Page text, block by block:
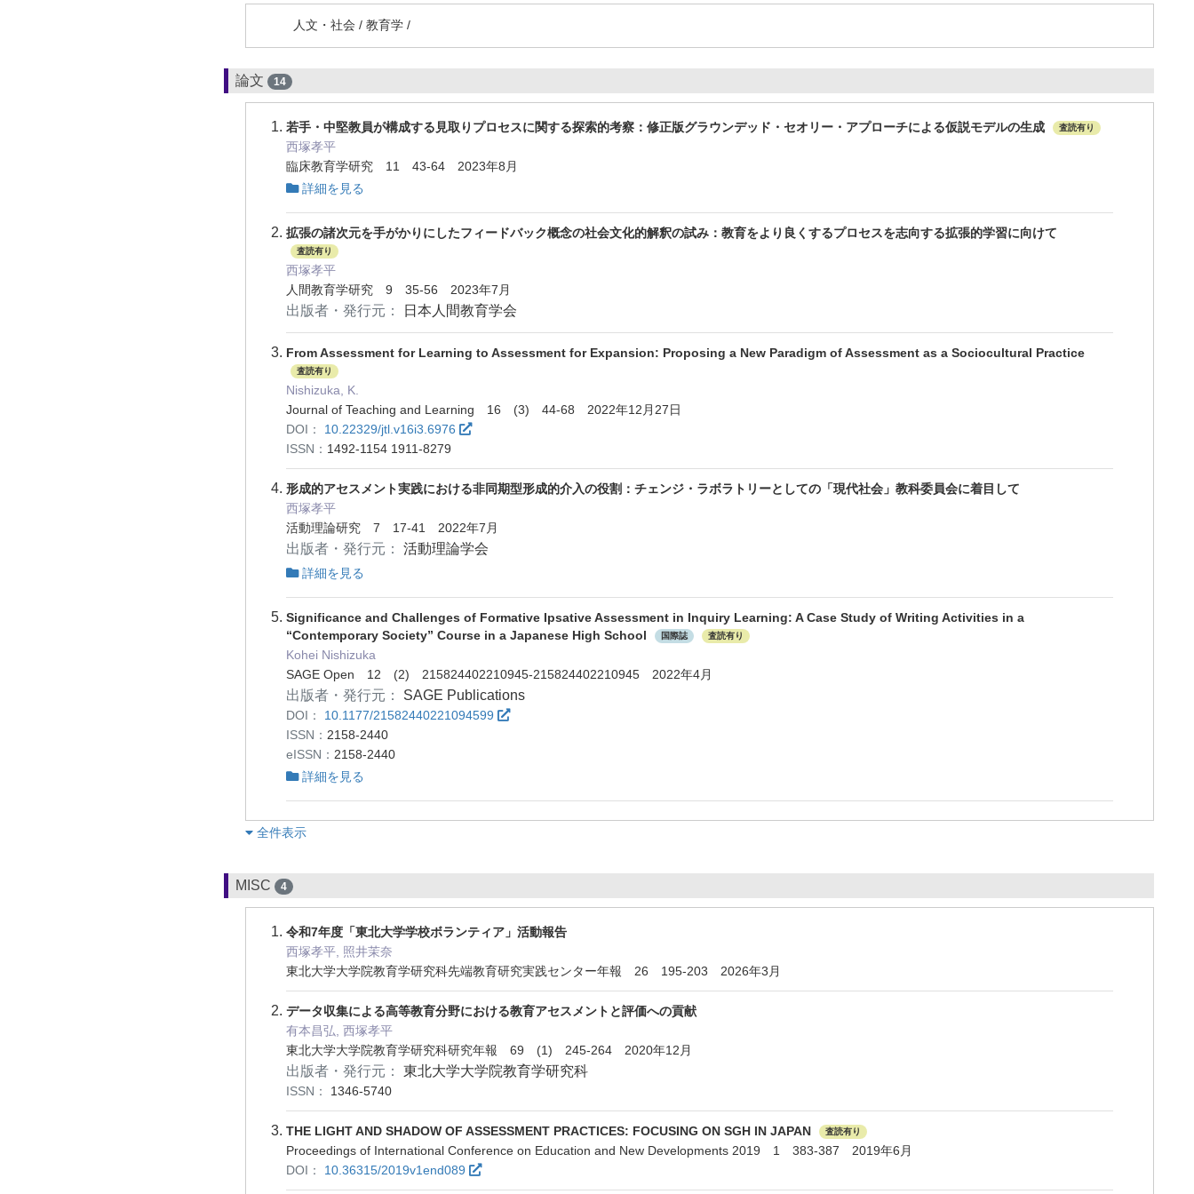
人文・社会 / 教育学 /
論文 14
若手・中堅教員が構成する見取りプロセスに関する探索的考察：修正版グラウンデッド・セオリー・アプローチによる仮説モデルの生成 査読有り
西塚孝平
臨床教育学研究 11 43-64 2023年8月
詳細を見る
拡張の諸次元を手がかりにしたフィードバック概念の社会文化的解釈の試み：教育をより良くするプロセスを志向する拡張的学習に向けて
査読有り
西塚孝平
人間教育学研究 9 35-56 2023年7月
出版者・発行元： 日本人間教育学会
From Assessment for Learning to Assessment for Expansion: Proposing a New Paradigm of Assessment as a Sociocultural Practice
査読有り
Nishizuka, K.
Journal of Teaching and Learning 16 (3) 44-68 2022年12月27日
DOI：
10.22329/jtl.v16i3.6976
ISSN： 1492-1154 1911-8279
形成的アセスメント実践における非同期型形成的介入の役割：チェンジ・ラボラトリーとしての「現代社会」教科委員会に着目して
西塚孝平
活動理論研究 7 17-41 2022年7月
出版者・発行元： 活動理論学会
詳細を見る
Significance and Challenges of Formative Ipsative Assessment in Inquiry Learning: A Case Study of Writing Activities in a
“Contemporary Society” Course in a Japanese High School
国際誌 査読有り
Kohei Nishizuka
SAGE Open 12 (2) 215824402210945-215824402210945 2022年4月
出版者・発行元： SAGE Publications
DOI：
10.1177/21582440221094599
ISSN： 2158-2440
eISSN： 2158-2440
詳細を見る
︎全件表示
MISC 4
令和7年度「東北大学学校ボランティア」活動報告
西塚孝平, 照井茉奈
東北大学大学院教育学研究科先端教育研究実践センター年報 26 195-203 2026年3月
データ収集による高等教育分野における教育アセスメントと評価への貢献
有本昌弘, 西塚孝平
東北大学大学院教育学研究科研究年報 69 (1) 245-264 2020年12月
出版者・発行元： 東北大学大学院教育学研究科
ISSN： 1346-5740
THE LIGHT AND SHADOW OF ASSESSMENT PRACTICES: FOCUSING ON SGH IN JAPAN 査読有り
Proceedings of International Conference on Education and New Developments 2019 1 383-387 2019年6月
DOI：
10.36315/2019v1end089